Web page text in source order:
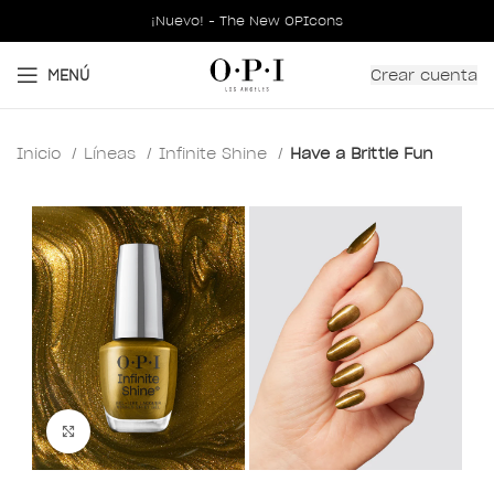
¡Nuevo! - The New OPIcons
MENÚ Crear cuenta
Inicio Líneas Infinite Shine Have a Brittle Fun
Clic para ampliar